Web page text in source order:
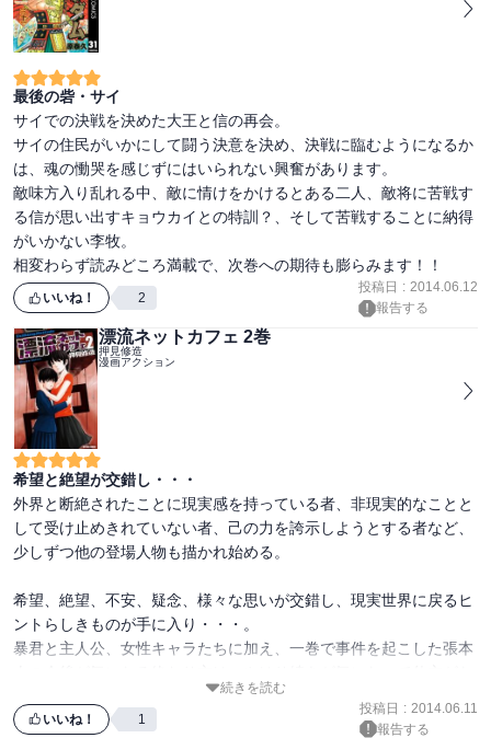
最後の砦・サイ
サイでの決戦を決めた大王と信の再会。
サイの住民がいかにして闘う決意を決め、決戦に臨むようになるか
は、魂の慟哭を感じずにはいられない興奮があります。
敵味方入り乱れる中、敵に情けをかけるとある二人、敵将に苦戦す
る信が思い出すキョウカイとの特訓？、そして苦戦することに納得
がいかない李牧。
相変わらず読みどころ満載で、次巻への期待も膨らみます！！
いいね！ 2
投稿日 : 2014.06.12
報告する
漂流ネットカフェ 2巻
押見修造
漫画アクション
希望と絶望が交錯し・・・
外界と断絶されたことに現実感を持っている者、非現実的なことと
して受け止めきれていない者、己の力を誇示しようとする者など、
少しずつ他の登場人物も描かれ始める。
希望、絶望、不安、疑念、様々な思いが交錯し、現実世界に戻るヒ
ントらしきものが手に入り・・・。
暴君と主人公、女性キャラたちに加え、一巻で事件を起こした張本
続きを読む
いいね！ 1
投稿日 : 2014.06.11
報告する